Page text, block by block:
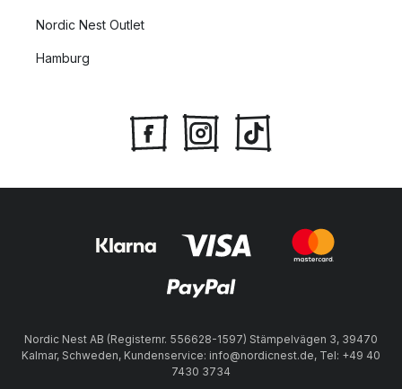
Nordic Nest Outlet
Hamburg
Nordic Nest AB (Registernr. 556628-1597) Stämpelvägen 3, 39470
Kalmar, Schweden, Kundenservice: info@nordicnest.de, Tel: +49 40
7430 3734